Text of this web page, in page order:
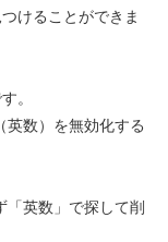
けることができま
。
英数）を無効化する
英数」で探して削